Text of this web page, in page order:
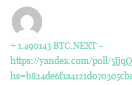
+ 1.490143 BTC.NEXT -
https://yandex.com/poll/